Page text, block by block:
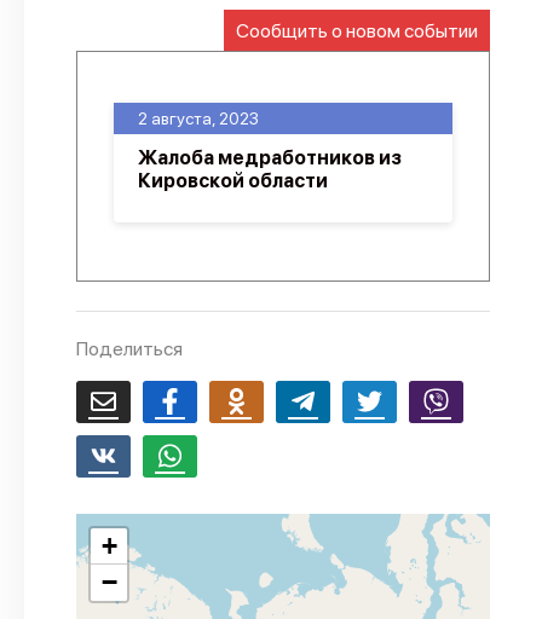
API
О проекте
Сообщить о новом событии
2 августа, 2023
Жалоба медработников из
Кировской области
Поделиться
+
−